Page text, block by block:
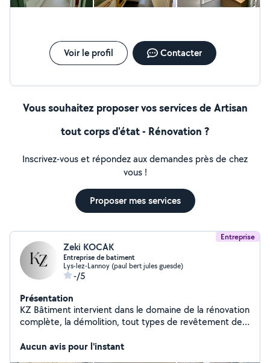
Voir le profil Contacter
Vous souhaitez proposer vos services de Artisan
tout corps d'état - Rénovation ?
Inscrivez-vous et répondez aux demandes près de chez
vous !
Proposer mes services
Entreprise
Zeki KOCAK
Entreprise de batiment
Lys-lez-Lannoy (paul bert jules guesde)
-/5
Présentation
KZ Bâtiment intervient dans le domaine de la rénovation
complète, la démolition, tout types de revêtement de
panneaux solaires. Elle vous propose ses services avec
Aucun avis pour l'instant